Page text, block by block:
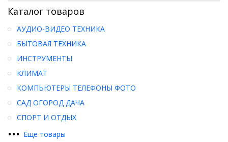
Каталог товаров
••• Еще товары
АУДИО-ВИДЕО ТЕХНИКА
БЫТОВАЯ ТЕХНИКА
ИНСТРУМЕНТЫ
КЛИМАТ
КОМПЬЮТЕРЫ ТЕЛЕФОНЫ ФОТО
САД ОГОРОД ДАЧА
СПОРТ И ОТДЫХ